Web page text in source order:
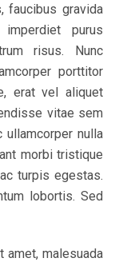
faucibus gravida
purus
risus. Nunc
porttitor
erat vel aliquet
vitae sem
nulla
morbi tristique
turpis egestas.
lobortis. Sed
amet, malesuada